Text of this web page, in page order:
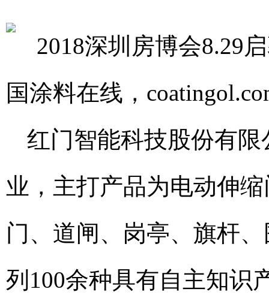
红门智能科技股份有
业，主打产品为电动伸
门、道闸、岗亭、旗杆
列100余种具有自主知识